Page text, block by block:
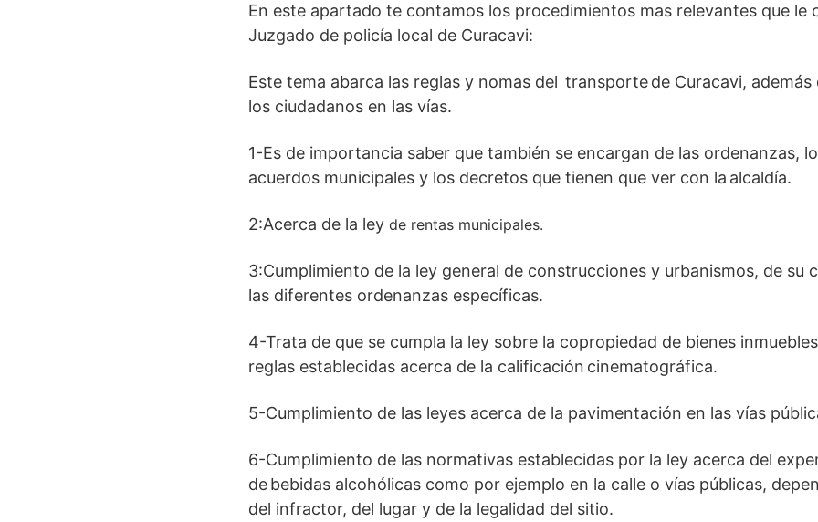
En este apartado te contamos los procedimientos mas relevantes que le
Juzgado de policía local de Curacavi:
Este tema abarca las reglas y nomas del transporte de Curacavi,
los ciudadanos en las vías.
1-Es de importancia saber que también se encargan de las ordenanzas,
acuerdos municipales y los decretos que tienen que ver con la alcaldía.
2:Acerca de la ley de rentas municipales.
3:Cumplimiento de la ley general de construcciones y urbanismos, de su
las diferentes ordenanzas específicas.
4-Trata de que se cumpla la ley sobre la copropiedad de bienes
reglas establecidas acerca de la calificación cinematográfica.
5-Cumplimiento de las leyes acerca de la pavimentación en las vías
6-Cumplimiento de las normativas establecidas por la ley acerca del
de bebidas alcohólicas como por ejemplo en la calle o vías públicas,
del infractor, del lugar y de la legalidad del sitio.